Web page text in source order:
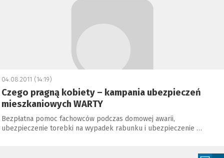
04.08.2011 (14:19)
Czego pragną kobiety – kampania ubezpieczeń
mieszkaniowych WARTY
Bezpłatna pomoc fachowców podczas domowej awarii,
ubezpieczenie torebki na wypadek rabunku i ubezpieczenie …